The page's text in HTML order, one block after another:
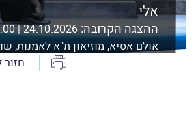
אלי
ההצגה הקרובה:24.10.2026 | 11:00
אולם אסיא, מוזיאון ת"א לאמנות,
לפרטים נוספים ורכישה